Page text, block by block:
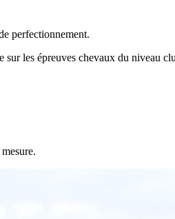
perfectionnement.
les épreuves chevaux du niveau